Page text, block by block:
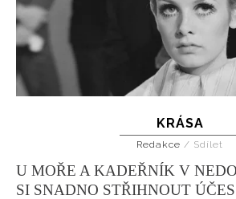
KRÁSA
Redakce / Sdílet
U MOŘE A KADEŘNÍK V
SI SNADNO STŘIHNOUT